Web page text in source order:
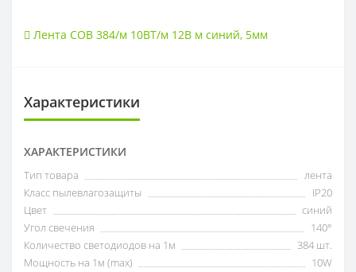
Лента COB 384/м 10ВТ/м 12В м синий, 5мм
Характеристики
ХАРАКТЕРИСТИКИ
Тип товара
лента
Класс пылевлагозащиты
IP20
Цвет
синий
Угол свечения
140°
Количество светодиодов на 1м
384 шт.
Мощность на 1м (max)
10W